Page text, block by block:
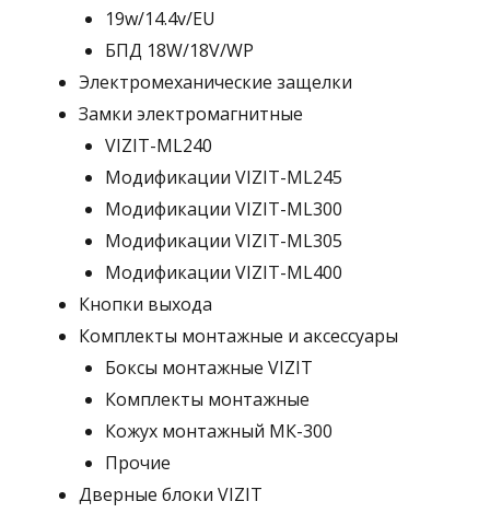
19w/14.4v/EU
БПД 18W/18V/WP
Электромеханические защелки
Замки электромагнитные
VIZIT-ML240
Модификации VIZIT-ML245
Модификации VIZIT-ML300
Модификации VIZIT-ML305
Модификации VIZIT-ML400
Кнопки выхода
Комплекты монтажные и аксессуары
Боксы монтажные VIZIT
Комплекты монтажные
Кожух монтажный МК-300
Прочие
Дверные блоки VIZIT